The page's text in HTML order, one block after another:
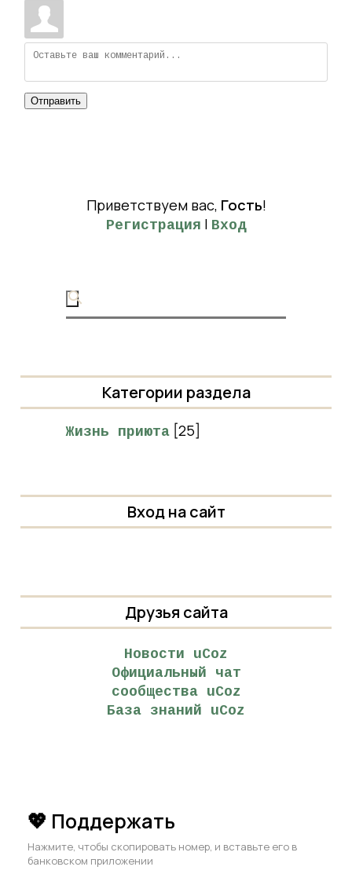
Отправить
Приветствуем вас, Гость!
Регистрация | Вход
Категории раздела
Жизнь приюта [25]
Вход на сайт
Друзья сайта
Новости uCoz
Официальный чат
сообщества uCoz
База знаний uCoz
💖 Поддержать
Нажмите, чтобы скопировать номер, и вставьте его в
банковском приложении